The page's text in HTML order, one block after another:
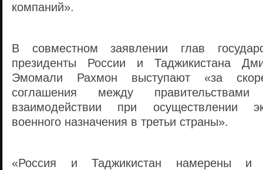
компаний».
В совместном заявлении глав
президенты России и Таджикистана
Эмомали Рахмон выступают «за
соглашения между
взаимодействии при осуществлении
военного назначения в третьи страны».
«Россия и Таджикистан намерены и